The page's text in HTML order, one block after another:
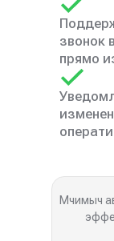
звонок
прямо
Мчимыч